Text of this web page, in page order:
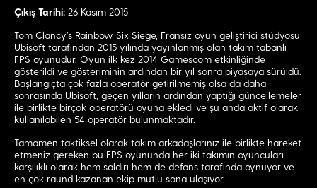
Çıkış Tarihi: 26 Kasım 2015
Tom Clancy’s Rainbow Six Siege, Fransız oyun geliştirici stüdyosu
Ubisoft tarafından 2015 yılında yayınlanmış olan takım tabanlı
FPS oyunudur. Oyun ilk kez 2014 Gamescom etkinliğinde
gösterildi ve gösteriminin ardından bir yıl sonra piyasaya sürüldü.
Başlangıçta çok fazla operatör getirilmemiş olsa da daha
sonrasında Ubisoft, geçen yılların ardından yaptığı güncellemeler
ile birlikte birçok operatörü oyuna ekledi ve şu anda aktif olarak
kullanılabilen 54 operatör bulunmaktadır.
Tamamen taktiksel olarak takım arkadaşlarınız ile birlikte hareket
etmeniz gereken bu FPS oyununda her iki takımın oyuncuları
karşılıklı olarak hem saldırı hem de defans tarafında oynuyor ve
en çok raund kazanan ekip mutlu sona ulaşıyor.